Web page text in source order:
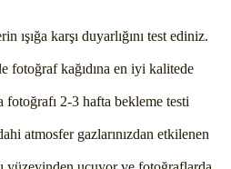
ışığa karşı duyarlığını test ediniz.
fotoğraf kağıdına en iyi kalitede
fotoğrafı 2-3 hafta bekleme testi
atmosfer gazlarınızdan etkilenen